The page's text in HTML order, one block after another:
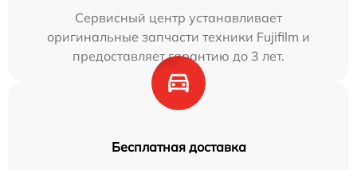
Сервисный центр устанавливает
оригинальные запчасти техники Fujifilm и
предоставляет гарантию до 3 лет.
Бесплатная доставка